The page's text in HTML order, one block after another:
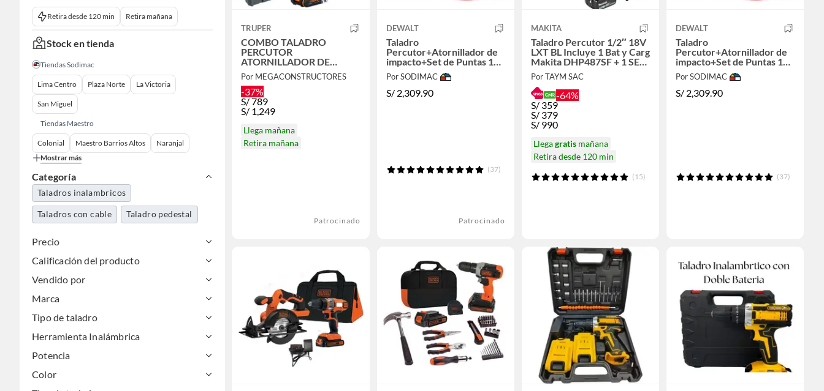
Retira desde 120 min Retira mañana
Stock en tienda
Tiendas Sodimac
Lima Centro Plaza Norte La Victoria
San Miguel
Tiendas Maestro
Colonial Maestro Barrios Altos
Naranjal
Mostrar más
Categoría
Taladros inalambricos
Taladros con cable Taladro pedestal
Precio
Calificación del producto
Vendido por
Marca
Tipo de taladro
Herramienta Inalámbrica
Potencia
Color
TRUPER
COMBO TALADRO
PERCUTOR
ATORNILLADOR DE
IMPACTO 220Nm
BRUSHLES 20V Y
AMOLADORA ERGO
TRUPER PRO
Por MEGACONSTRUCTORES
-37%
S/789
S/ 1,249
Llega mañana
Retira mañana
Patrocinado
DEWALT
Taladro
Percutor+Atornillador de
impacto+Set de Puntas 16
Piezas +REGALO Sierra
Circular+Bateria 4AH
Por SODIMAC
S/ 2,309.90
(37)
Patrocinado
MAKITA
Taladro Percutor 1/2″ 18V
LXT BL Incluye 1 Bat y Carg
Makita DHP487SF + 1 SET
DE ACCESORIOS
Por TAYM SAC
-64%
S/ 359
S/ 379
S/ 990
Llegagratismañana
Retira desde 120 min
(15)
DEWALT
Taladro
Percutor+Atornillador de
impacto+Set de Puntas 16
Piezas +REGALO Sierra
Circular+Bateria 4AH
Por SODIMAC
S/ 2,309.90
(37)